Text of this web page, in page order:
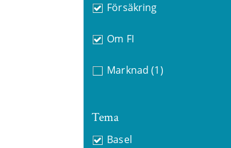
Försäkring
Om FI
Marknad (1)
Tema
Basel